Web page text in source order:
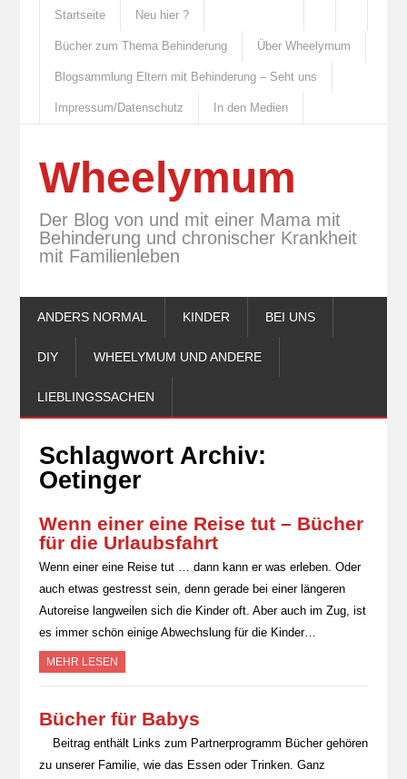
Startseite Neu hier ?
Bücher zum Thema Behinderung Über Wheelymum
Blogsammlung Eltern mit Behinderung – Seht uns
Impressum/Datenschutz In den Medien
Wheelymum
Der Blog von und mit einer Mama mit
Behinderung und chronischer Krankheit
mit Familienleben
ANDERS NORMAL KINDER BEI UNS
DIY WHEELYMUM UND ANDERE
LIEBLINGSSACHEN
Schlagwort Archiv:
Oetinger
Wenn einer eine Reise tut – Bücher
für die Urlaubsfahrt
Wenn einer eine Reise tut … dann kann er was erleben. Oder
auch etwas gestresst sein, denn gerade bei einer längeren
Autoreise langweilen sich die Kinder oft. Aber auch im Zug, ist
es immer schön einige Abwechslung für die Kinder…
MEHR LESEN
Bücher für Babys
Beitrag enthält Links zum Partnerprogramm Bücher gehören
zu unserer Familie, wie das Essen oder Trinken. Ganz